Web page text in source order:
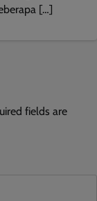
[…]
fields are